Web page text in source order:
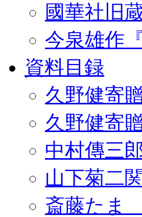
國華社旧
今泉雄作
資料目録
久野健寄
久野健寄
中村傳三
山下菊二
斎藤たま